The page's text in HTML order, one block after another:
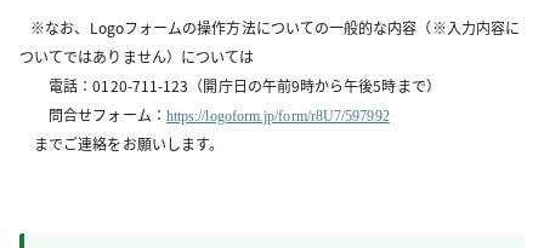
※なお、Logoフォームの操作方法についての一般的な内容（※入力内容に
ついてではありません）については
電話：0120-711-123（開庁日の午前9時から午後5時まで）
問合せフォーム： https://logoform.jp/form/r8U7/597992
までご連絡をお願いします。